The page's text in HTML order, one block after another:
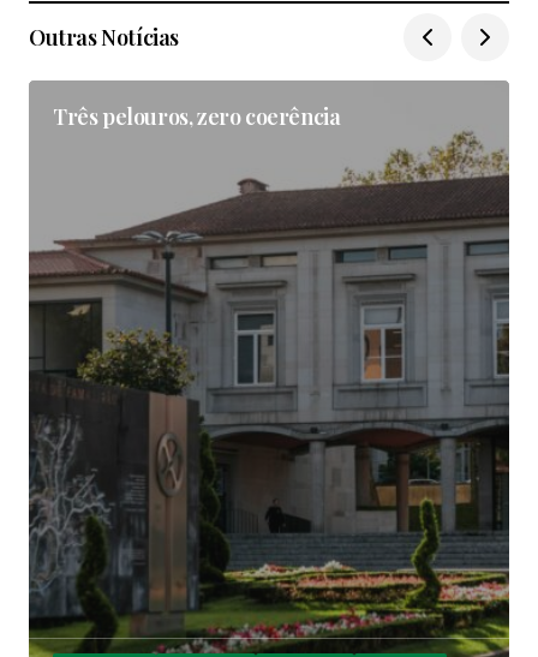
Outras Notícias
Três pelouros, zero coerência